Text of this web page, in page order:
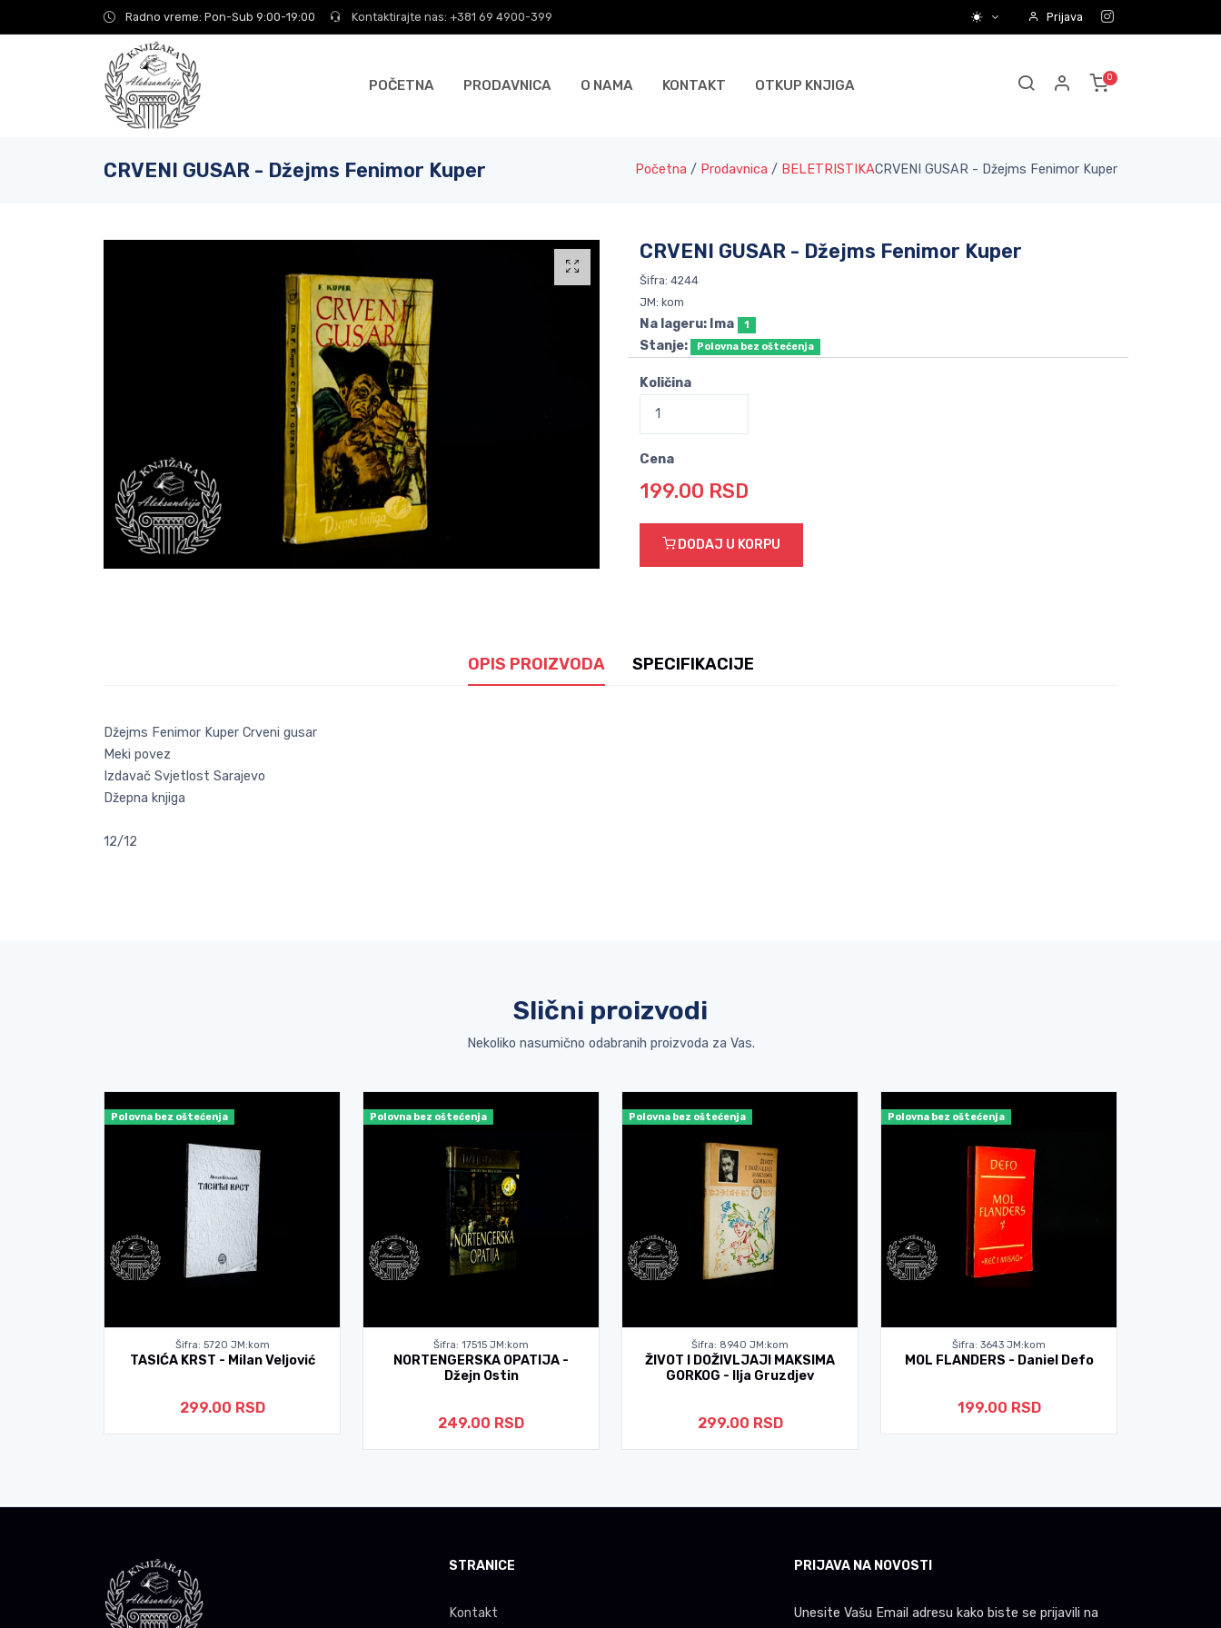
Radno vreme: Pon-Sub 9:00-19:00 Kontaktirajte nas: +381 69 4900-399 Prijava
POČETNA PRODAVNICA O NAMA KONTAKT OTKUP KNJIGA
CRVENI GUSAR - Džejms Fenimor Kuper Početna / Prodavnica / BELETRISTIKACRVENI GUSAR - Džejms Fenimor Kuper
CRVENI GUSAR - Džejms Fenimor Kuper
Šifra: 4244
JM: kom
Na lageru: Ima 1
Stanje: Polovna bez oštećenja
Količina
Cena
199.00 RSD
DODAJ U KORPU
OPIS PROIZVODA SPECIFIKACIJE
Džejms Fenimor Kuper Crveni gusar
Meki povez
Izdavač Svjetlost Sarajevo
Džepna knjiga
12/12
Slični proizvodi
Nekoliko nasumično odabranih proizvoda za Vas.
Polovna bez oštećenja
Šifra: 5720 JM:kom
TASIĆA KRST - Milan Veljović
299.00 RSD
Polovna bez oštećenja
Šifra: 17515 JM:kom
NORTENGERSKA OPATIJA -
Džejn Ostin
249.00 RSD
Polovna bez oštećenja
Šifra: 8940 JM:kom
ŽIVOT I DOŽIVLJAJI MAKSIMA
GORKOG - Ilja Gruzdjev
299.00 RSD
Polovna bez oštećenja
Šifra: 3643 JM:kom
MOL FLANDERS - Daniel Defo
199.00 RSD
STRANICE
Kontakt
PRIJAVA NA NOVOSTI
Unesite Vašu Email adresu kako biste se prijavili na